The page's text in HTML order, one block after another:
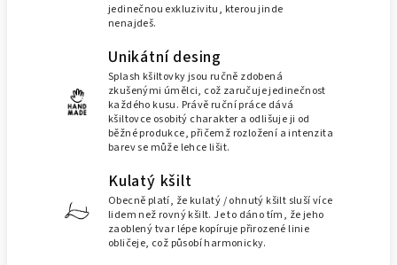
jedinečnou exkluzivitu, kterou jinde
nenajdeš.
Unikátní desing
Splash kšiltovky jsou ručně zdobená
zkušenými úmělci, což zaručuje jedinečnost
každého kusu. Právě ruční práce dává
kšiltovce osobitý charakter a odlišuje ji od
běžné produkce, přičemž rozložení a intenzita
barev se může lehce lišit.
Kulatý kšilt
Obecně platí, že kulatý / ohnutý kšilt sluší více
lidem než rovný kšilt. Je to dáno tím, že jeho
zaoblený tvar lépe kopíruje přirozené linie
obličeje, což působí harmonicky.